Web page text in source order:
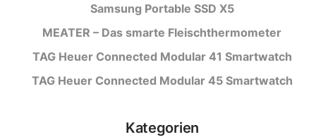
Samsung Portable SSD X5
MEATER – Das smarte Fleischthermometer
TAG Heuer Connected Modular 41 Smartwatch
TAG Heuer Connected Modular 45 Smartwatch
Kategorien